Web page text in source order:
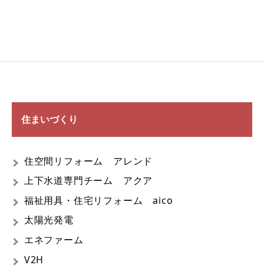
住まいづくり
住空間リフォーム アレンド
上下水道専門チーム アクア
福祉用具・住宅リフォーム aico
太陽光発電
エネファーム
V2H